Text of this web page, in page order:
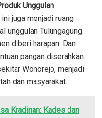
Unggulan
juga menjadi ruang
unggulan Tulungagung.
diberi harapan. Dan
pangan diserahkan
Wonorejo, menjadi
dan masyarakat.
Kradinan: Kades dan